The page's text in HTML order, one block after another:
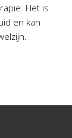
Het is
en kan